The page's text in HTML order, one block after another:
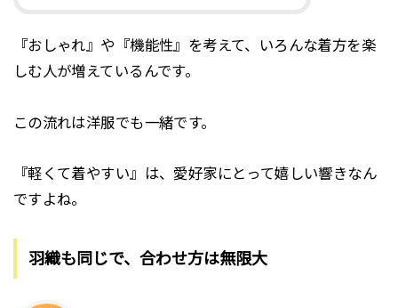
『おしゃれ』や『機能性』を考えて、いろんな着方を楽
しむ人が増えているんです。
この流れは洋服でも一緒です。
『軽くて着やすい』は、愛好家にとって嬉しい響きなん
ですよね。
羽織も同じで、合わせ方は無限大